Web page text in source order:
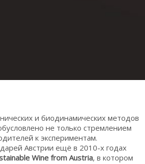
и биодинамических методов
не только стремлением
к экспериментам.
Австрии ещё в 2010-х годах
Wine from Austria, в котором